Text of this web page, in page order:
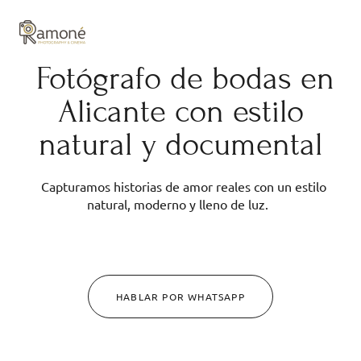
Fotógrafo de bodas en
Alicante con estilo
natural y documental
Capturamos historias de amor reales con un estilo
natural, moderno y lleno de luz.
HABLAR POR WHATSAPP